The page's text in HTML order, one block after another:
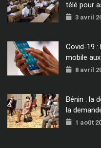
télé pour
3 avril
Covid-19 :
mobile
8 avril
Bénin : la
la
1 août